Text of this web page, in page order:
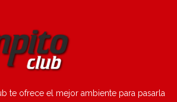
te ofrece el mejor ambiente para pasarla